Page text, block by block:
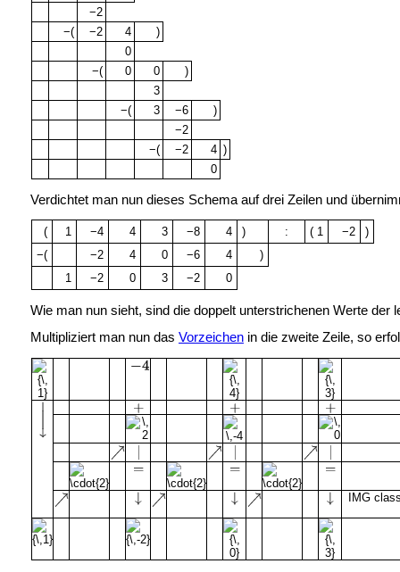
−2
−(
−2 4
)
0
−(
0 0
)
3
−(
3 −6
)
−2
−(
−2 4 )
0
Verdichtet man nun dieses Schema auf drei Zeilen und
( 1 −4 4 3 −8 4 ) : ( 1 −2
)
−(
−2 4 0 −6 4
)
1
−2 0 3 −2 0
Wie man nun sieht, sind die doppelt unterstrichenen Werte
Multipliziert man nun das Vorzeichenin die zweite Zeile, so
IMG